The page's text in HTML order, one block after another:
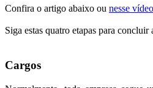
Confira o artigo abaixo ou nesse
Siga estas quatro etapas para
Cargos